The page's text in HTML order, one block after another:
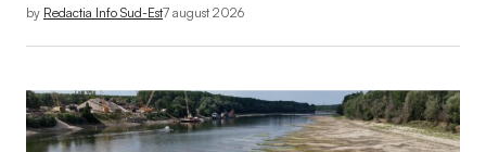
by Redactia Info Sud-Est7 august 2026